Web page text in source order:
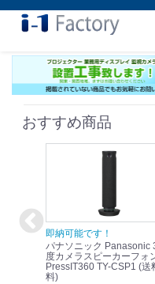
おすすめ商品
即納可能です！
パナソニック Panasonic
度カメラスピーカーフォ
PressIT360 TY-CSP1 (送
料)